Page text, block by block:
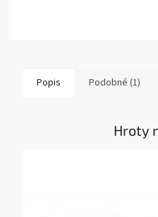
Popis Podobné (1)
Hroty